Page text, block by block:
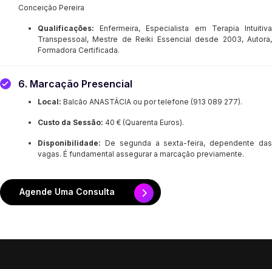
Conceição Pereira
Qualificações:Enfermeira, Especialista em Terapia Intuitiva
Transpessoal, Mestre de Reiki Essencial desde 2003, Autora,
Formadora Certificada.
6. Marcação Presencial
Local: Balcão ANASTÁCIA ou por telefone (913 089 277).
Custo da Sessão: 40 € (Quarenta Euros).
Disponibilidade: De segunda a sexta-feira, dependente das
vagas. É fundamental assegurar a marcação previamente.
Agende Uma Consulta